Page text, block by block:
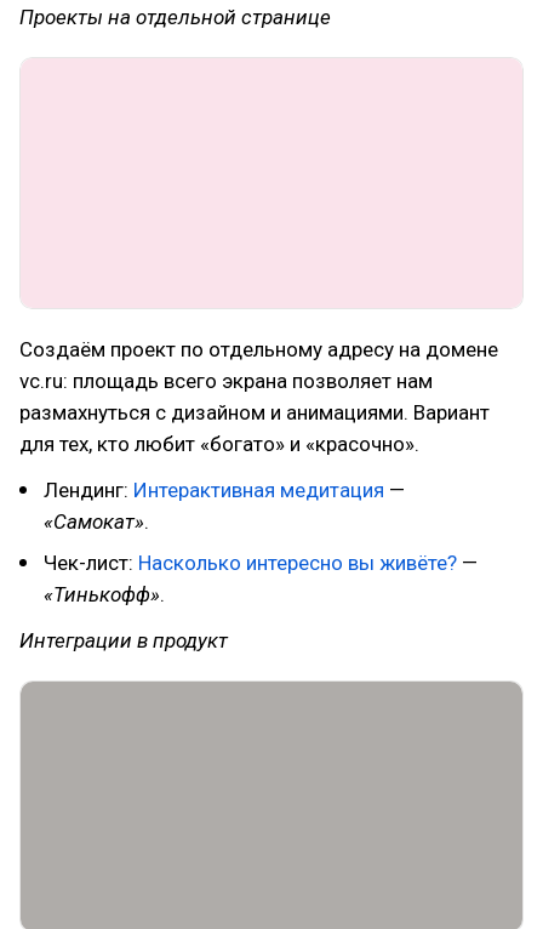
Проекты на отдельной странице
Создаём проект по отдельному адресу на домене
vc.ru: площадь всего экрана позволяет нам
размахнуться с дизайном и анимациями. Вариант
для тех, кто любит «богато» и «красочно».
Лендинг: Интерактивная медитация —
«Самокат».
Чек-лист: Насколько интересно вы живёте? —
«Тинькофф».
Интеграции в продукт